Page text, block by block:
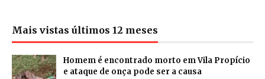
Mais vistas últimos 12 meses
Homem é encontrado morto em Vila Propício
e ataque de onça pode ser a causa